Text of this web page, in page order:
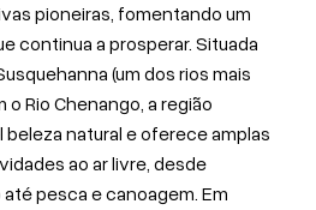
pioneiras, fomentando um
continua a prosperar. Situada
(um dos rios mais
Rio Chenango, a região
natural e oferece amplas
ao ar livre, desde
pesca e canoagem. Em